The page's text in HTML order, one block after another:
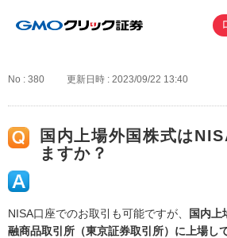
No : 380 更新日時 : 2023/09/22 13:40
国内上場外国株式は
ますか？
NISA口座でのお取引も可能ですが、
国内上
融商品取引所（東京証券取引所）に上場し